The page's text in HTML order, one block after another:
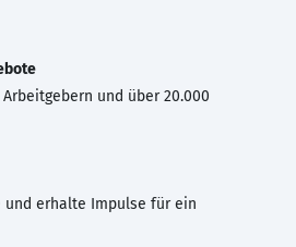
und über 20.000
und erhalte Impulse für ein